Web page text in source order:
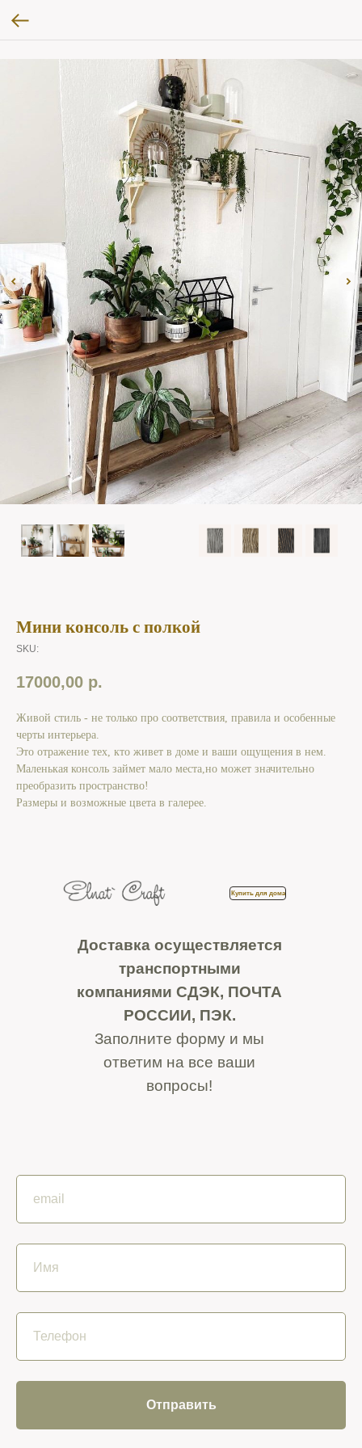
Мини консоль с полкой
SKU:
17000,00 р.
Живой стиль - не только про соответствия, правила и особенные
черты интерьера.
Это отражение тех, кто живет в доме и ваши ощущения в нем.
Маленькая консоль займет мало места,но может значительно
преобразить пространство!
Размеры и возможные цвета в галерее.
Доставка осуществляется
транспортными
компаниями СДЭК, ПОЧТА
РОССИИ, ПЭК.
Заполните форму и мы
ответим на все ваши
вопросы!
Купить для дома
Отправить